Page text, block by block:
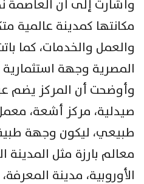
وأشارت إلى أن
مكانتها كمدينة عالمية
والعمل والخدمات، كما
المصرية وجهة
وأوضحت أن المركز يضم
صيدلية، مركز أشعة،
طبيعي، ليكون وجهة
معالم بارزة مثل المدينة
الأوروبية، مدينة